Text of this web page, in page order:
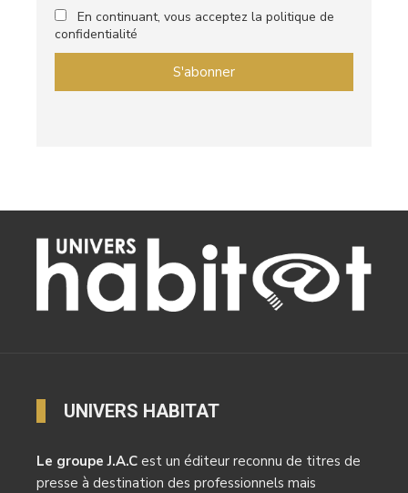
En continuant, vous acceptez la politique de
confidentialité
UNIVERS HABITAT
Le groupe J.A.C est un éditeur reconnu de titres de
presse à destination des professionnels mais